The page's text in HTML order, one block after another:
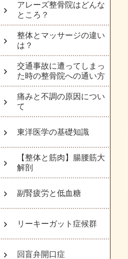
アレーズ整骨院はどんな
ところ？
整体とマッサージの違い
は？
交通事故に遭ってしまっ
た時の整骨院への通い方
痛みと不調の原因につい
て
東洋医学の基礎知識
【整体と筋肉】腸腰筋大
解剖
副腎疲労と低血糖
リーキーガット症候群
回盲弁開口症